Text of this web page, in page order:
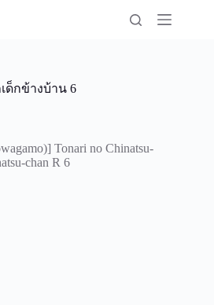
ด็กข้างบ้าน 6
Tonari no Chinatsu-
chan R 6